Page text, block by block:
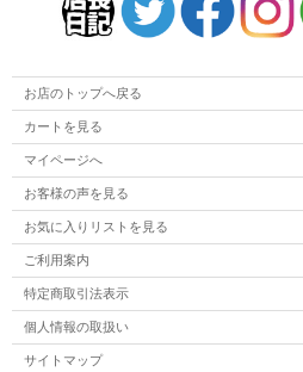
お店のトップへ戻る
カートを見る
マイページへ
お客様の声を見る
お気に入りリストを見る
ご利用案内
特定商取引法表示
個人情報の取扱い
サイトマップ